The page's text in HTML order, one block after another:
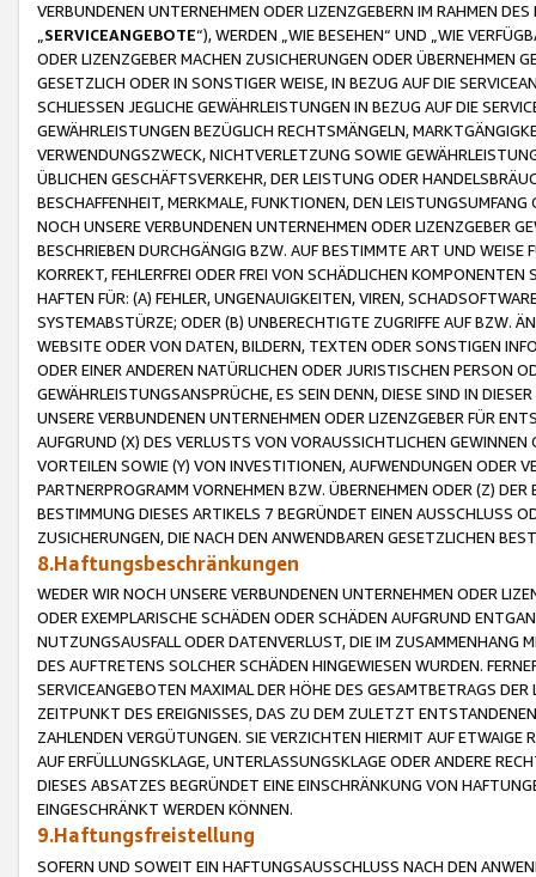
VERBUNDENEN UNTERNEHMEN ODER LIZENZGEBERN IM RAHMEN
SERVICEANGEBOTE“), WERDEN „WIE BESEHEN“ UND „WIE
ODER LIZENZGEBER MACHEN ZUSICHERUNGEN ODER ÜBERNEHMEN
GESETZLICH ODER IN SONSTIGER WEISE, IN BEZUG AUF DIE
SCHLIESSEN JEGLICHE GEWÄHRLEISTUNGEN IN BEZUG AUF DIE
GEWÄHRLEISTUNGEN BEZÜGLICH RECHTSMÄNGELN,
VERWENDUNGSZWECK, NICHTVERLETZUNG SOWIE
ÜBLICHEN GESCHÄFTSVERKEHR, DER LEISTUNG ODER
BESCHAFFENHEIT, MERKMALE, FUNKTIONEN, DEN
NOCH UNSERE VERBUNDENEN UNTERNEHMEN ODER LIZENZGEBER
BESCHRIEBEN DURCHGÄNGIG BZW. AUF BESTIMMTE ART UND
KORREKT, FEHLERFREI ODER FREI VON SCHÄDLICHEN
HAFTEN FÜR: (A) FEHLER, UNGENAUIGKEITEN, VIREN,
SYSTEMABSTÜRZE; ODER (B) UNBERECHTIGTE ZUGRIFFE AUF BZW.
WEBSITE ODER VON DATEN, BILDERN, TEXTEN ODER SONSTIGEN
ODER EINER ANDEREN NATÜRLICHEN ODER JURISTISCHEN PERSON
GEWÄHRLEISTUNGSANSPRÜCHE, ES SEIN DENN, DIESE SIND IN
UNSERE VERBUNDENEN UNTERNEHMEN ODER LIZENZGEBER FÜR
AUFGRUND (X) DES VERLUSTS VON VORAUSSICHTLICHEN
VORTEILEN SOWIE (Y) VON INVESTITIONEN, AUFWENDUNGEN ODER
PARTNERPROGRAMM VORNEHMEN BZW. ÜBERNEHMEN ODER (Z)
BESTIMMUNG DIESES ARTIKELS 7 BEGRÜNDET EINEN AUSSCHLUSS
ZUSICHERUNGEN, DIE NACH DEN ANWENDBAREN GESETZLICHEN
8.Haftungsbeschränkungen
WEDER WIR NOCH UNSERE VERBUNDENEN UNTERNEHMEN ODER
ODER EXEMPLARISCHE SCHÄDEN ODER SCHÄDEN AUFGRUND
NUTZUNGSAUSFALL ODER DATENVERLUST, DIE IM ZUSAMMENHANG
DES AUFTRETENS SOLCHER SCHÄDEN HINGEWIESEN WURDEN.
SERVICEANGEBOTEN MAXIMAL DER HÖHE DES GESAMTBETRAGS
ZEITPUNKT DES EREIGNISSES, DAS ZU DEM ZULETZT
ZAHLENDEN VERGÜTUNGEN. SIE VERZICHTEN HIERMIT AUF
AUF ERFÜLLUNGSKLAGE, UNTERLASSUNGSKLAGE ODER ANDERE
DIESES ABSATZES BEGRÜNDET EINE EINSCHRÄNKUNG VON
EINGESCHRÄNKT WERDEN KÖNNEN.
9.Haftungsfreistellung
SOFERN UND SOWEIT EIN HAFTUNGSAUSSCHLUSS NACH DEN